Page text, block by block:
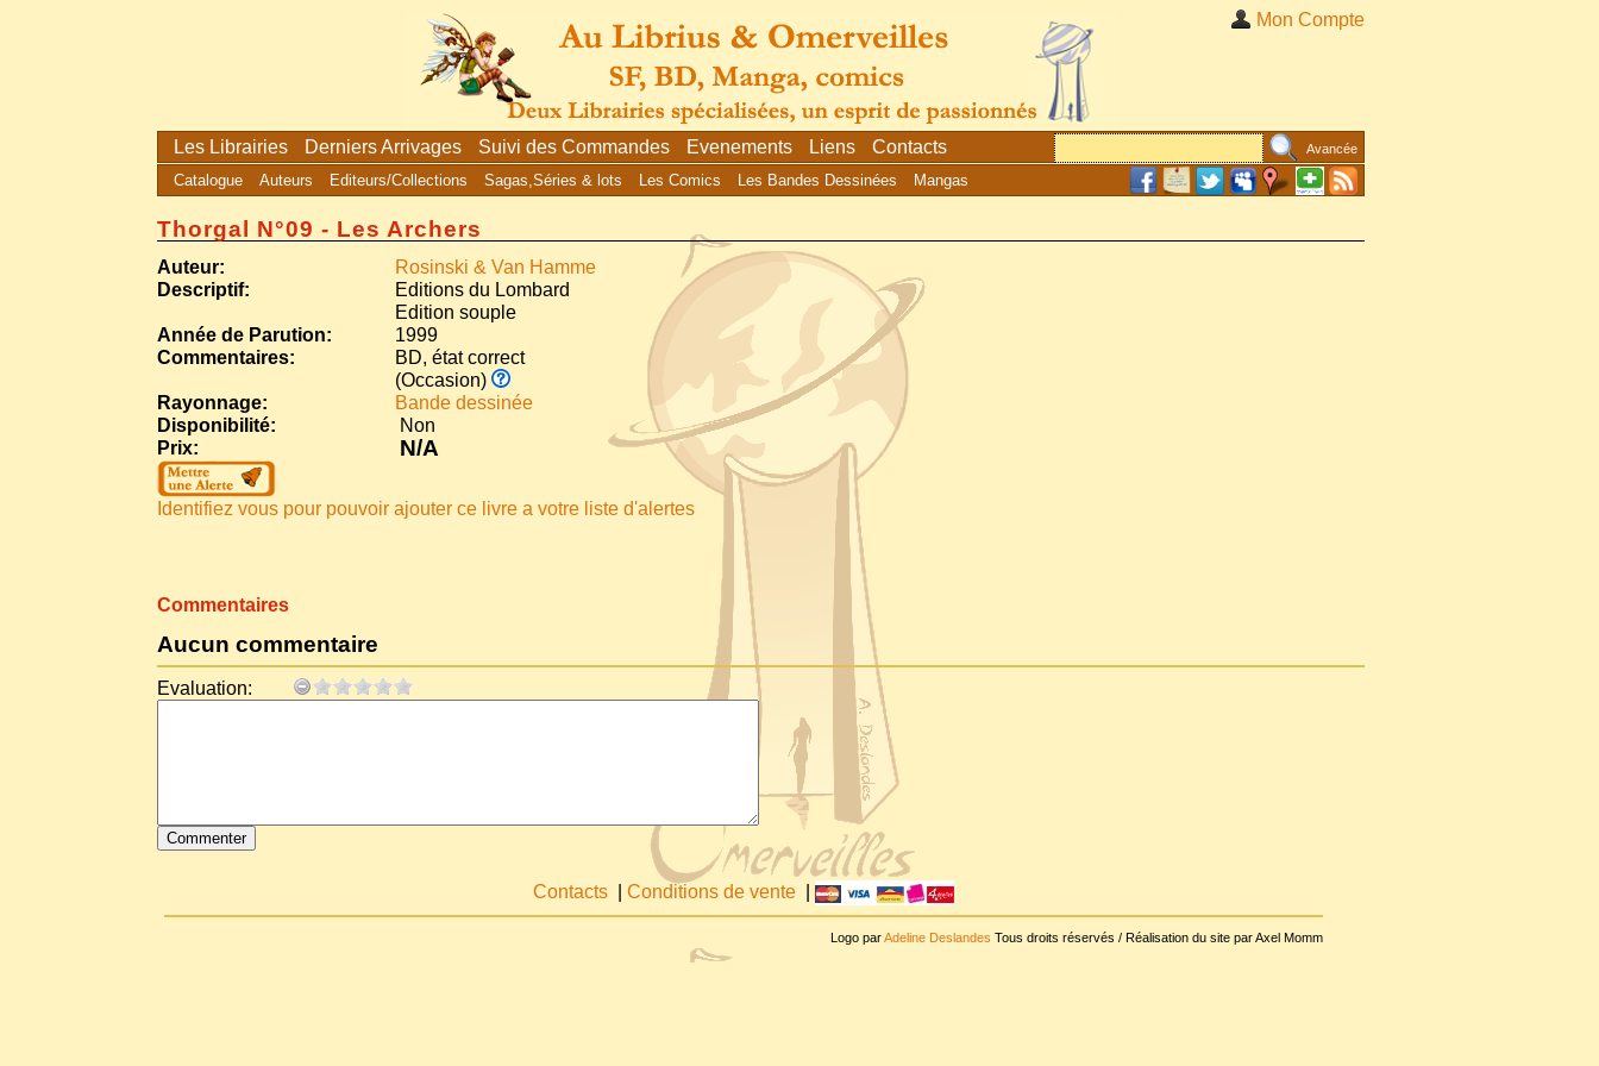
Mon Compte
Les Librairies Derniers Arrivages Suivi des Commandes Evenements Liens Contacts Avancée
Catalogue Auteurs Editeurs/Collections Sagas,Séries & lots Les Comics Les Bandes Dessinées Mangas
Thorgal N°09 - Les Archers
Auteur:
Rosinski & Van Hamme
Descriptif:
Editions du Lombard
Edition souple
Année de Parution:
1999
Commentaires:
BD, état correct
(Occasion)
Rayonnage:
Bande dessinée
Disponibilité:
Non
Prix:
N/A
Identifiez vous pour pouvoir ajouter ce livre a votre liste d'alertes
Commentaires
Aucun commentaire
Evaluation:
Contacts |Conditions de vente |
Logo parAdeline Deslandes Tous droits réservés / Réalisation du site par Axel Momm